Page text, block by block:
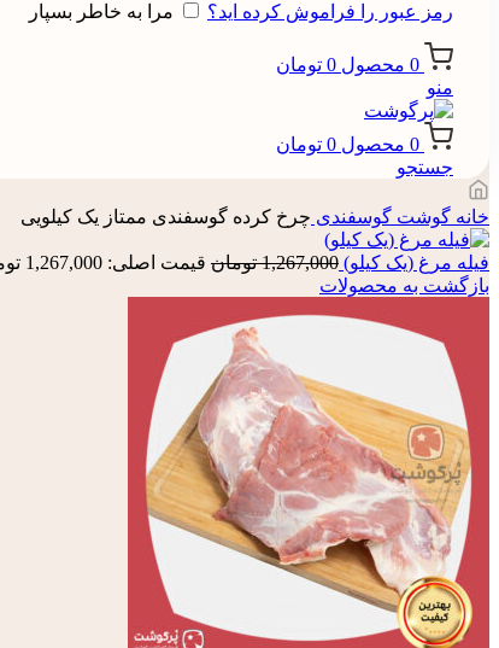
رمز عبور را فراموش کرده اید؟ مرا به خاطر بسپار
0 محصول 0 تومان
منو
0 محصول 0 تومان
جستجو
خانه گوشت گوسفندی چرخ کرده گوسفندی ممتاز یک کیلویی
فیله مرغ (یک کیلو) 1,267,000 تومان قیمت اصلی: 1,267,000 تومان بود.
بازگشت به محصولات